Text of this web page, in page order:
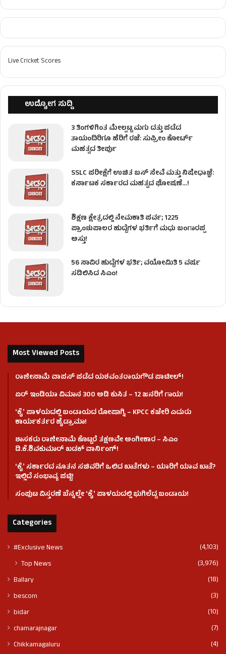
Live Cricket Scores
ಉದ್ಯೋಗ ಸುದ್ದಿ
3 ತಿಂಗಳಿಗಿಂತ ಮೇಲ್ಪಟ್ಟ ಮಗು ದತ್ತು ಪಡೆದ
ತಾಯಂದಿರಿಗೂ ಹೆರಿಗೆ ರಜೆ: ಸುಪ್ರೀಂ ಕೋರ್ಟ್
ಮಹತ್ವದ ತೀರ್ಪು
SSLC ಪರೀಕ್ಷೆಗೆ ಉಚಿತ ಬಸ್ ಸೇವೆ ಮತ್ತು ನಿಷೇಧಾಜ್ಞೆ:
ಕರ್ನಾಟಕ ಸರ್ಕಾರದ ಮಹತ್ವದ ಘೋಷಣೆ…!
ಶಿಕ್ಷಣ ಕ್ಷೇತ್ರದಲ್ಲಿ ನೇಮಕಾತಿ ಪರ್ವ; 1225
ಪ್ರಾಂಶುಪಾಲರ ಹುದ್ದೆಗಳ ಭರ್ತಿಗೆ ಮಧು ಬಂಗಾರಪ್ಪ
ಅಸ್ತು!
56 ಸಾವಿರ ಹುದ್ದೆಗಳ ಭರ್ತಿ; ವಯೋಮಿತಿ 5 ವರ್ಷ
ಸಡಿಲಿಸಿದ ಸಿಎಂ!
Most Viewed Posts
ರಾಜೀನಾಮೆ ವಾಪಸ್ ಪಡೆದ ಯಶವಂತರಾಯಗೌಡ ಪಾಟೀಲ್‌!
ಏರ್ ಇಂಡಿಯಾ ವಿಮಾನ 300 ಅಡಿ ಕುಸಿತ – 12 ಜನರಿಗೆ ಗಾಯ!
ʻಕೈʼ​ ಪಾಳಯದಲ್ಲಿ ಬಂಡಾಯದ ರೋಷಾಗ್ನಿ – KPCC ಕಚೇರಿ ಎದುರು
ಕಾರ್ಯಕರ್ತರ ಹೈಡ್ರಾಮಾ!
ಶಾಸಕರು ರಾಜೀನಾಮೆ ಕೊಟ್ಟರೆ ತಕ್ಷಣವೇ ಅಂಗೀಕಾರ – ಸಿಎಂ
ಡಿ.ಕೆ.ಶಿವಕುಮಾರ್ ಖಡಕ್ ವಾರ್ನಿಂಗ್!
ʻಕೈʼ ಸರ್ಕಾರದ ನೂತನ ಸಚಿವರಿಗೆ ಒಲಿದ ಖಾತೆಗಳು – ಯಾರಿಗೆ ಯಾವ ಖಾತೆ?
ಇಲ್ಲಿದೆ ಸಂಭಾವ್ಯ ಪಟ್ಟಿ!
ಸಂಪುಟ ವಿಸ್ತರಣೆ ಬೆನ್ನಲ್ಲೇ ʻಕೈʼ ಪಾಳಯದಲ್ಲಿ ಭುಗಿಲೆದ್ದ ಬಂಡಾಯ!
Categories
#Exclusive News (4,103)
Top News (3,976)
Ballary
(18)
bescom
(3)
bidar
(10)
chamarajnagar
(7)
Chikkamagaluru
(4)